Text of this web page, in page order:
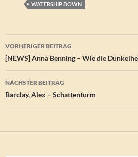
WATERSHIP DOWN
Beitragsnavigation
VORHERIGER BEITRAG
[NEWS] Anna Benning – Wie die
NÄCHSTER BEITRAG
Barclay, Alex – Schattenturm